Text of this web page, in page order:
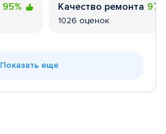
95% Качество ремонта
1026 оценок
Показать еще